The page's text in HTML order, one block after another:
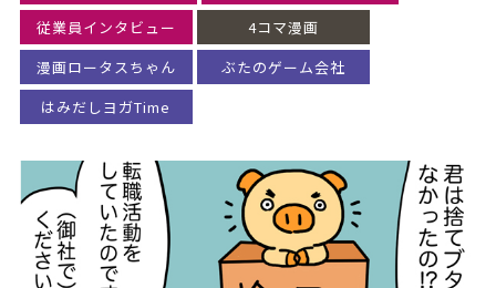
従業員インタビュー
4コマ漫画
漫画ロータスちゃん
ぶたのゲーム会社
はみだしヨガTime